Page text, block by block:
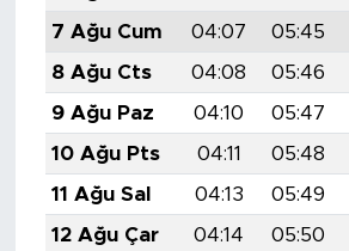
7 Ağu Cum
04:07 05:45
8 Ağu Cts
04:08 05:46
9 Ağu Paz
04:10 05:47
10 Ağu Pts
04:11 05:48
11 Ağu Sal
04:13 05:49
12 Ağu Çar
04:14 05:50